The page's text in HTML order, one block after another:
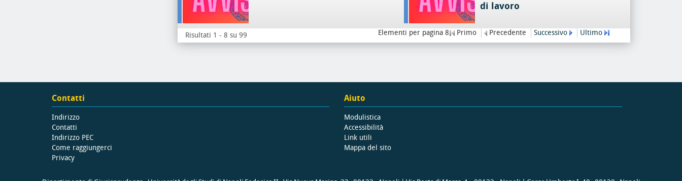
di lavoro
Risultati 1 - 8 su 99 Elementi per pagina 8 Primo Precedente Successivo Ultimo
Contatti
Indirizzo
Contatti
Indirizzo PEC
Come raggiungerci
Privacy
Aiuto
Modulistica
Accessibilità
Link utili
Mappa del sito